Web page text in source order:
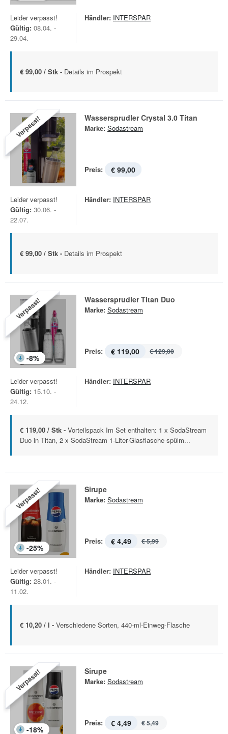
Leider verpasst!
Gültig: 08.04. -
29.04.
Händler: INTERSPAR
€ 99,00 / Stk - Details im Prospekt
Verpasst! Wassersprudler Crystal 3.0 Titan
Marke: Sodastream
Preis: € 99,00
Leider verpasst!
Gültig: 30.06. -
22.07.
Händler: INTERSPAR
€ 99,00 / Stk - Details im Prospekt
Verpasst!
-8%
Wassersprudler Titan Duo
Marke: Sodastream
Preis: € 119,00 € 129,00
Leider verpasst!
Gültig: 15.10. -
24.12.
Händler: INTERSPAR
€ 119,00 / Stk - Vorteilspack Im Set enthalten: 1 x SodaStream
Duo in Titan, 2 x SodaStream 1-Liter-Glasflasche spülm...
Verpasst!
-25%
Sirupe
Marke: Sodastream
Preis: € 4,49 € 5,99
Leider verpasst!
Gültig: 28.01. -
11.02.
Händler: INTERSPAR
€ 10,20 / l - Verschiedene Sorten, 440-ml-Einweg-Flasche
Verpasst!
-18%
Sirupe
Marke: Sodastream
Preis: € 4,49 € 5,49